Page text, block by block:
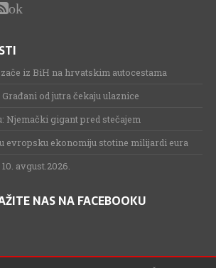
ok
iz BiH na hrvatskim autocestama
od jutra čekaju ulaznice
Njemački gigant pred stečajem
evropsku ekonomiju stotine milijardi eura
avgust.2026.
NAS NA FACEBOOKU